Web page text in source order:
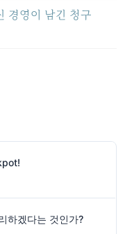
경영이 남긴 청구
하겠다는 것인가?